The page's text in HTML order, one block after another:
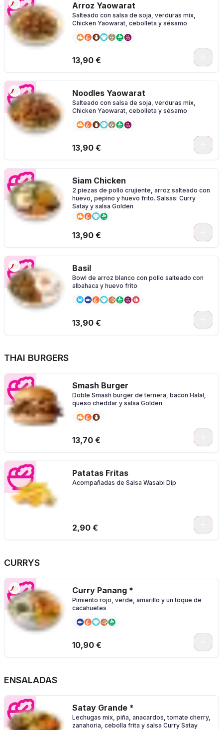
Arroz Yaowarat
Salteado con salsa de soja, verduras mix,
Chicken Yaowarat, cebolleta y sésamo
13,90 €
Noodles Yaowarat
Salteado con salsa de soja, verduras mix,
Chicken Yaowarat, cebolleta y sésamo
13,90 €
Siam Chicken
2 piezas de pollo crujiente, arroz salteado con
huevo, pepino y huevo frito. Salsas: Curry
Satay y salsa Golden
13,90 €
Basil
Bowl de arroz blanco con pollo salteado con
albahaca y huevo frito
13,90 €
THAI BURGERS
Smash Burger
Doble Smash burger de ternera, bacon Halal,
queso cheddar y salsa Golden
13,70 €
Patatas Fritas
Acompañadas de Salsa Wasabi Dip
2,90 €
CURRYS
Curry Panang *
Pimiento rojo, verde, amarillo y un toque de
cacahuetes
10,90 €
ENSALADAS
Satay Grande *
Lechugas mix, piña, anacardos, tomate cherry,
zanahoria, cebolla frita y salsa Curry Satay